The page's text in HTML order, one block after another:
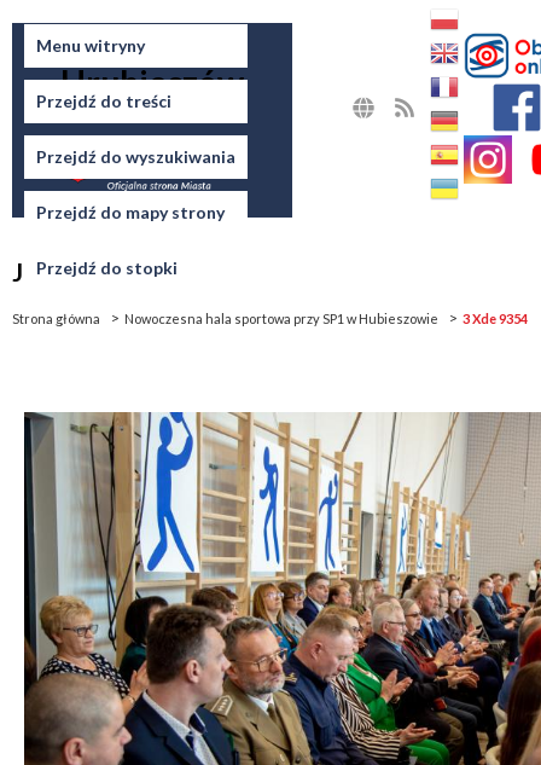
Menu witryny
Przejdź do treści
Przejdź do wyszukiwania
Przejdź do mapy strony
Przejdź do stopki
Miasto
Hrubieszów
Jesteś tutaj
Strona główna Nowoczesna hala sportowa przy SP1 w Hubieszowie 3 Xde 9354